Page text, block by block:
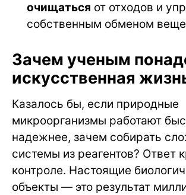
очищаться от отходов и
собственным обменом
Зачем ученым
искусственная
Казалось бы, если природные
микроорганизмы работают
надежнее, зачем собирать
системы из реагентов? Ответ
контроле. Настоящие
объекты — это результат